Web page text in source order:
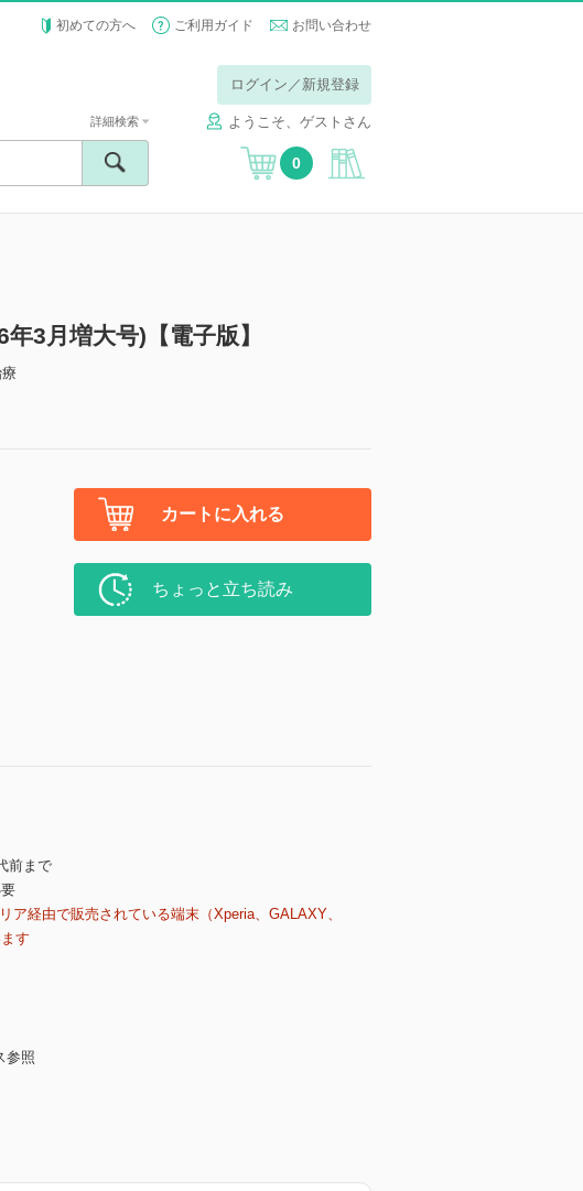
初めての方へ ご利用ガイド お問い合わせ
ログイン／新規登録
ようこそ、ゲストさん
詳細検索
0
3月増大号)【電子版】
カートに入れる
ちょっと立ち読み
前まで
経由で販売されている端末（Xperia、GALAXY、
す
参照